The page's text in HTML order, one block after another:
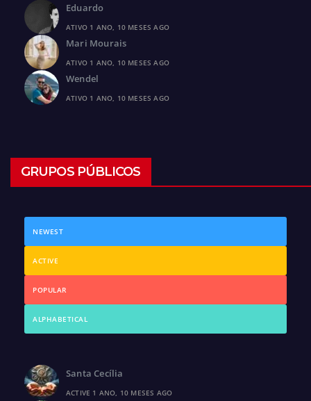
Eduardo
ATIVO 1 ANO, 10 MESES AGO
Mari Mourais
ATIVO 1 ANO, 10 MESES AGO
Wendel
ATIVO 1 ANO, 10 MESES AGO
GRUPOS PÚBLICOS
NEWEST
ACTIVE
POPULAR
ALPHABETICAL
Santa Cecília
ACTIVE 1 ANO, 10 MESES AGO